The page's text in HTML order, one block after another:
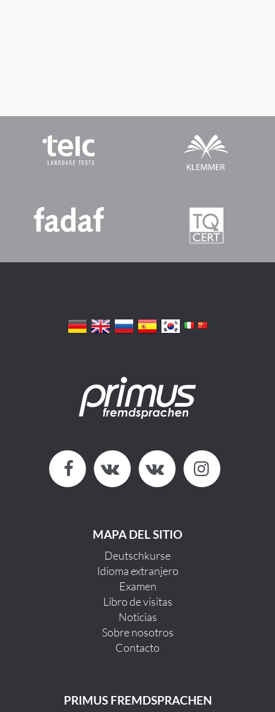
MAPA DEL SITIO
Deutschkurse
Idioma extranjero
Examen
Libro de visitas
Noticias
Sobre nosotros
Contacto
PRIMUS FREMDSPRACHEN